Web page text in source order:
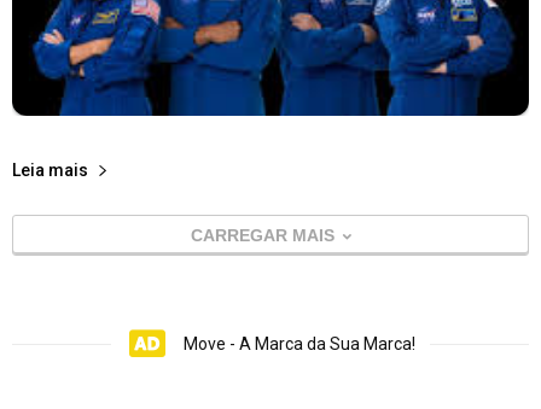
Leia mais
CARREGAR MAIS
Move - A Marca da Sua Marca!